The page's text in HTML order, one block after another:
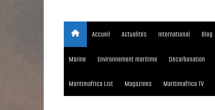
Accueil Actualités International Blog
Marine Environnement maritime Décarbonation
Maritimafrica List Magazines Maritimafrica TV